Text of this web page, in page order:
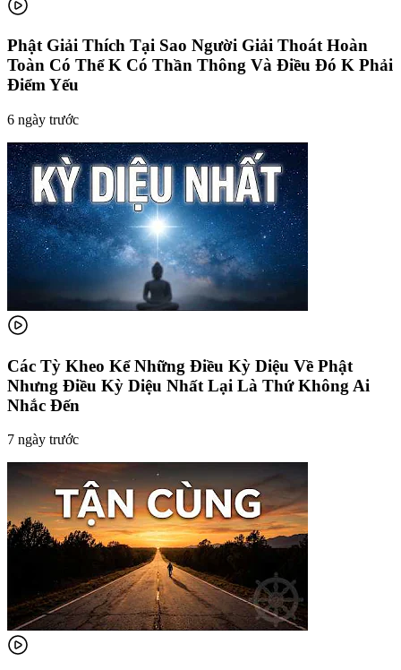
Phật Giải Thích Tại Sao Người Giải Thoát Hoàn
Toàn Có Thể K Có Thần Thông Và Điều Đó K Phải
Điểm Yếu
6 ngày trước
Các Tỳ Kheo Kể Những Điều Kỳ Diệu Về Phật
Nhưng Điều Kỳ Diệu Nhất Lại Là Thứ Không Ai
Nhắc Đến
7 ngày trước